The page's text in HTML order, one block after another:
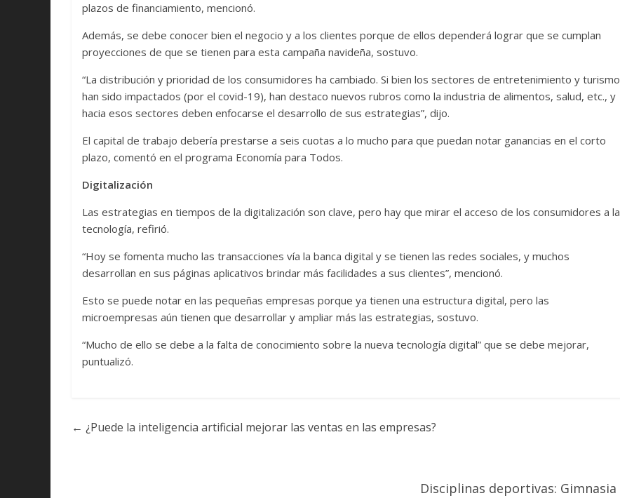
plazos de financiamiento, mencionó.
Además, se debe conocer bien el negocio y a los clientes porque de ellos dependerá lograr que se cumplan
proyecciones de que se tienen para esta campaña navideña, sostuvo.
“La distribución y prioridad de los consumidores ha cambiado. Si bien los sectores de entretenimiento y turismo
han sido impactados (por el covid-19), han destaco nuevos rubros como la industria de alimentos, salud, etc., y
hacia esos sectores deben enfocarse el desarrollo de sus estrategias”, dijo.
El capital de trabajo debería prestarse a seis cuotas a lo mucho para que puedan notar ganancias en el corto
plazo, comentó en el programa Economía para Todos.
Digitalización
Las estrategias en tiempos de la digitalización son clave, pero hay que mirar el acceso de los consumidores a la
tecnología, refirió.
“Hoy se fomenta mucho las transacciones vía la banca digital y se tienen las redes sociales, y muchos
desarrollan en sus páginas aplicativos brindar más facilidades a sus clientes”, mencionó.
Esto se puede notar en las pequeñas empresas porque ya tienen una estructura digital, pero las
microempresas aún tienen que desarrollar y ampliar más las estrategias, sostuvo.
“Mucho de ello se debe a la falta de conocimiento sobre la nueva tecnología digital” que se debe mejorar,
puntualizó.
← ¿Puede la inteligencia artificial mejorar las ventas en las empresas?
Disciplinas deportivas: Gimnasia